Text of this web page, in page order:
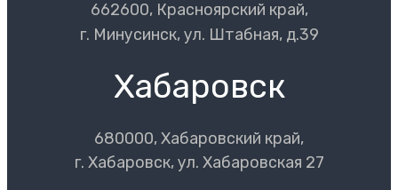
662600, Красноярский край,
г. Минусинск, ул. Штабная, д.39
Хабаровск
680000, Хабаровский край,
г. Хабаровск, ул. Хабаровская 27